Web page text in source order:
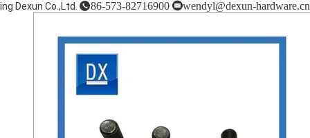
Dexun Co.,Ltd. 86-573-82716900 wendyl@dexun-hardware.cn